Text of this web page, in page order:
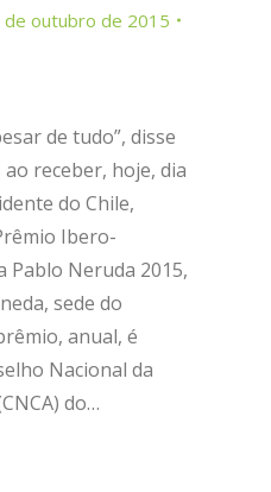
de outubro de 2015
de tudo”, disse
receber, hoje, dia
do Chile,
Ibero-
Pablo Neruda 2015,
sede do
anual, é
Nacional da
do…